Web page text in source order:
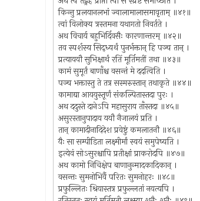
किन्तु प्रलयानलभां ज्वालामालासमावृताम् ॥४१॥
त्वां विलोक्य त्रस्तमना यथागतो निवर्तते ।
अथ विचार्य बहुभिर्दिवसैः कारणान्तरम् ॥४२॥
तव स्पर्शस्य सिद्ध्यर्थं पुनर्भक्तान् हि पञ्च तान् ।
प्रत्याययौ सुभिक्षार्थं रतिं मूर्तिमतीं तथा ॥४३॥
कामं सुमूर्तं बाणाँश्च वसन्तं मे ददत्विति ।
पञ्च भक्तास्तु ते तत्र सस्मरुस्तान् तथाकृते ॥४४॥
कामाद्या आययुस्तूर्णं संकल्पितास्तदा पुरः ।
अथ ददुस्ते दानेऽपि महासुराय ताँस्तदा ॥४५॥
असुरस्तानुपादाय ययौ नैजालयं प्रति ।
तान् कामादीनादिदेश प्रवेष्टुं कमलातनौ ॥४६॥
यैः सा सम्पीडिता लक्ष्मीर्मां स्वयं समुपेष्यति ।
इत्येवं सोऽसुरश्चापि प्रतीक्षां प्राकरोदपि ॥४७॥
अथ कामो निचिक्षेप बाणानुन्मादकादिकान् ।
वसन्तः सुमनोभिर्वै परितः सुमनोहरः ॥४८॥
प्रफुल्लितः श्रियास्तत्र प्रफुल्लतां नयत्यपि ।